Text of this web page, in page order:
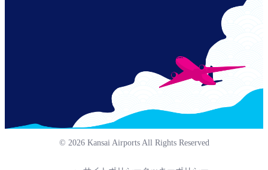
© 2026 Kansai Airports All Rights Reserved